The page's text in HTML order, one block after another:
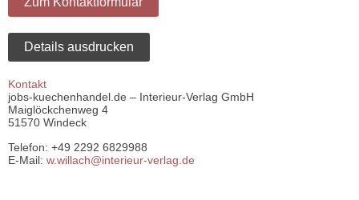
Details ausdrucken
Kontakt
jobs-kuechenhandel.de – Interieur-Verlag GmbH
Maiglöckchenweg 4
51570 Windeck
Telefon: +49 2292 6829988
E-Mail: w.willach@interieur-verlag.de